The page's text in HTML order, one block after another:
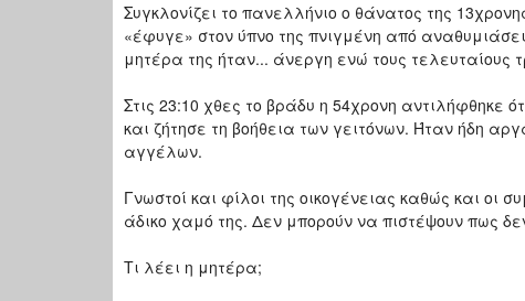
Συγκλονίζει το πανελλήνιο ο θάνατος της
«έφυγε» στον ύπνο της πνιγμένη από
μητέρα της ήταν... άνεργη ενώ τους τελευταίους
Στις 23:10 χθες το βράδυ η 54χρονη αντιλήφθηκε
και ζήτησε τη βοήθεια των γειτόνων. Ήταν ήδη
αγγέλων.
Γνωστοί και φίλοι της οικογένειας καθώς και οι
άδικο χαμό της. Δεν μπορούν να πιστέψουν πως
Τι λέει η μητέρα;